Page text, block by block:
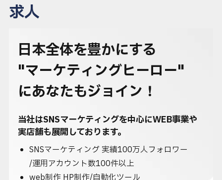
求人
日本全体を豊かにする
"マーケティングヒーロー"
にあなたもジョイン！
当社はSNSマーケティングを中心にWEB事業や
実店舗も展開しております。
SNSマーケティング 実績100万人フォロワー
/運用アカウント数100件以上
web制作 HP制作/自動化ツール